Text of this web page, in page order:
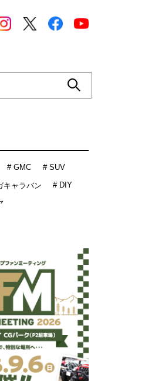
# GMC # SUV
キャラバン # DIY